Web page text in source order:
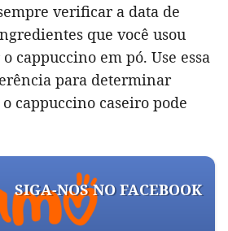
verificar a data de
que você usou
cappuccino em pó. Use essa
para determinar
cappuccino caseiro pode
SIGA-NOS NO FACEBOOK